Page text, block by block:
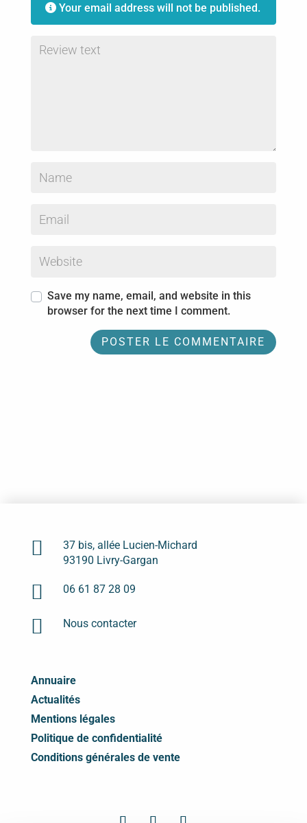
Your email address will not be published.
Save my name, email, and website in this
browser for the next time I comment.

37 bis, allée Lucien-Michard
93190 Livry-Gargan
 06 61 87 28 09
 Nous contacter
Annuaire
Actualités
Mentions légales
Politique de confidentialité
Conditions générales de vente